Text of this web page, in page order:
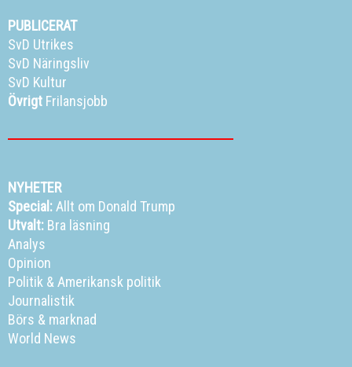
PUBLICERAT
SvD Utrikes
SvD Näringsliv
SvD Kultur
Övrigt Frilansjobb
NYHETER
Special:Allt om Donald Trump
Utvalt: Bra läsning
Analys
Opinion
Politik &Amerikansk politik
Journalistik
Börs & marknad
World News